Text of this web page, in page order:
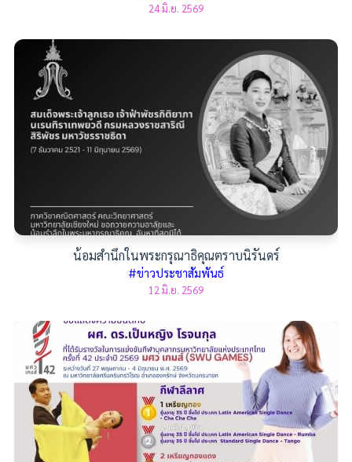
24 มิ.ย. 2569
น้อมสำนึกในพระกรุณาธิคุณตราบนิรันดร์
#ข่าวประชาสัมพันธ์
12 มิ.ย. 2569